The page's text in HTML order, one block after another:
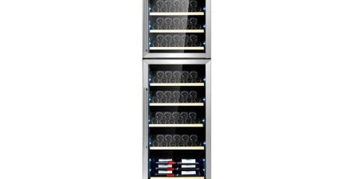
DODAJ U KOŠARICU